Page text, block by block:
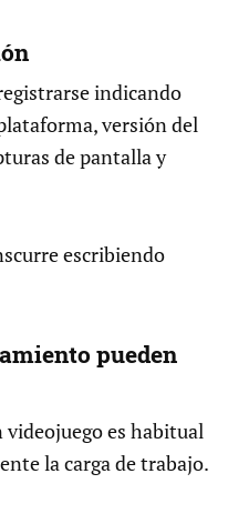
indicando
versión del
de pantalla y
escribiendo
pueden
es habitual
la carga de trabajo.